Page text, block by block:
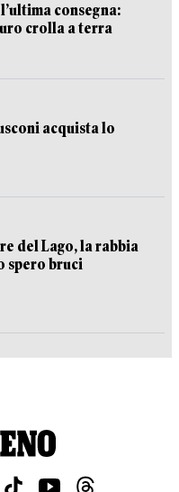
consegna:
crolla a terra
acquista lo
del Lago, la rabbia
spero bruci